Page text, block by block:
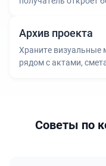
Архив проекта
Храните визуальные
рядом с актами,
Советы по